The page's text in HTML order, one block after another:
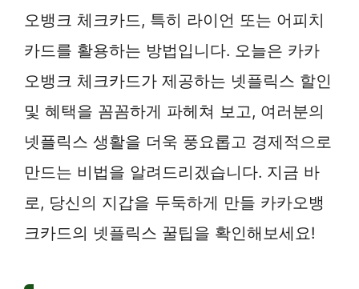
오뱅크 체크카드, 특히 라이언 또는 어피치
카드를 활용하는 방법입니다. 오늘은 카카
오뱅크 체크카드가 제공하는 넷플릭스 할인
및 혜택을 꼼꼼하게 파헤쳐 보고, 여러분의
넷플릭스 생활을 더욱 풍요롭고 경제적으로
만드는 비법을 알려드리겠습니다. 지금 바
로, 당신의 지갑을 두둑하게 만들 카카오뱅
크카드의 넷플릭스 꿀팁을 확인해보세요!